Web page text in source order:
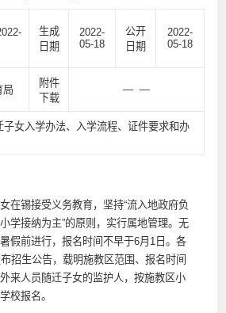
生成
日期
2022-
05-18
公开
日期
2022-
05-18
局
附件
下载
— —
子女入学办法、入学流程、证件要求和办
锡接受义务教育，坚持“流入地政府负
学接纳为主”的原则，实行属地管理。无
假前进行，报名时间不早于6月1日。各
招生公告，载明施教区范围、报名时间
来人员随迁子女的监护人，按施教区小
校报名。